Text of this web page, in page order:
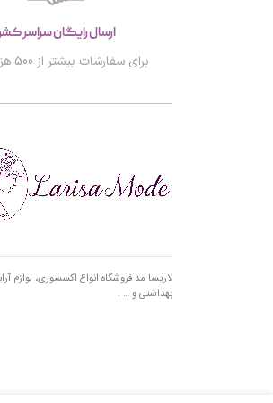
ارسال رایگان سراسر
برای سفارشات بیشتر از 500 هزار تومان
لاریسا مد فروشگاه انواع اکسسوری، لوازم
بهداشتی و … .